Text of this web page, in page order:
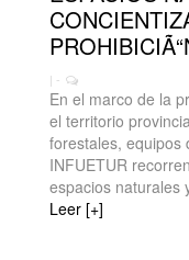
| -
En el marco de la
el territorio
forestales, equipos
INFUETUR
espacios naturales
Leer [+]